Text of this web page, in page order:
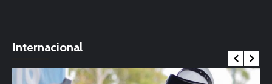
Internacional